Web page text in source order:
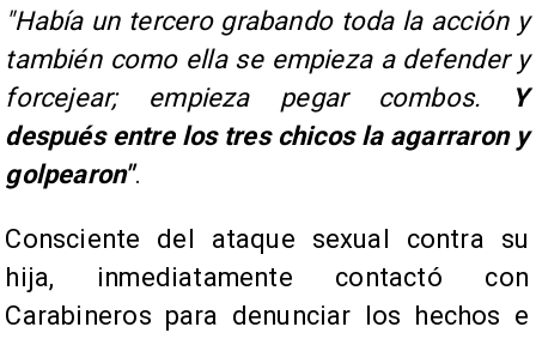
"Había un tercero grabando toda la acción y
también como ella se empieza a defender y
forcejear; empieza pegar combos.
Y
después entre los tres chicos la agarraron y
golpearon".
Consciente del ataque sexual contra su
hija, inmediatamente contactó con
Carabineros para denunciar los hechos e